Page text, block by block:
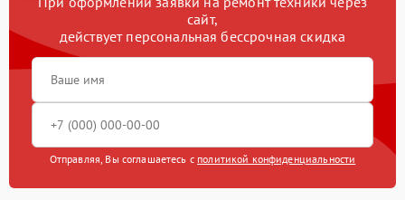
сайт,
действует персональная бессрочная скидка
Отправляя, Вы соглашаетесь с политикой конфиденциальности